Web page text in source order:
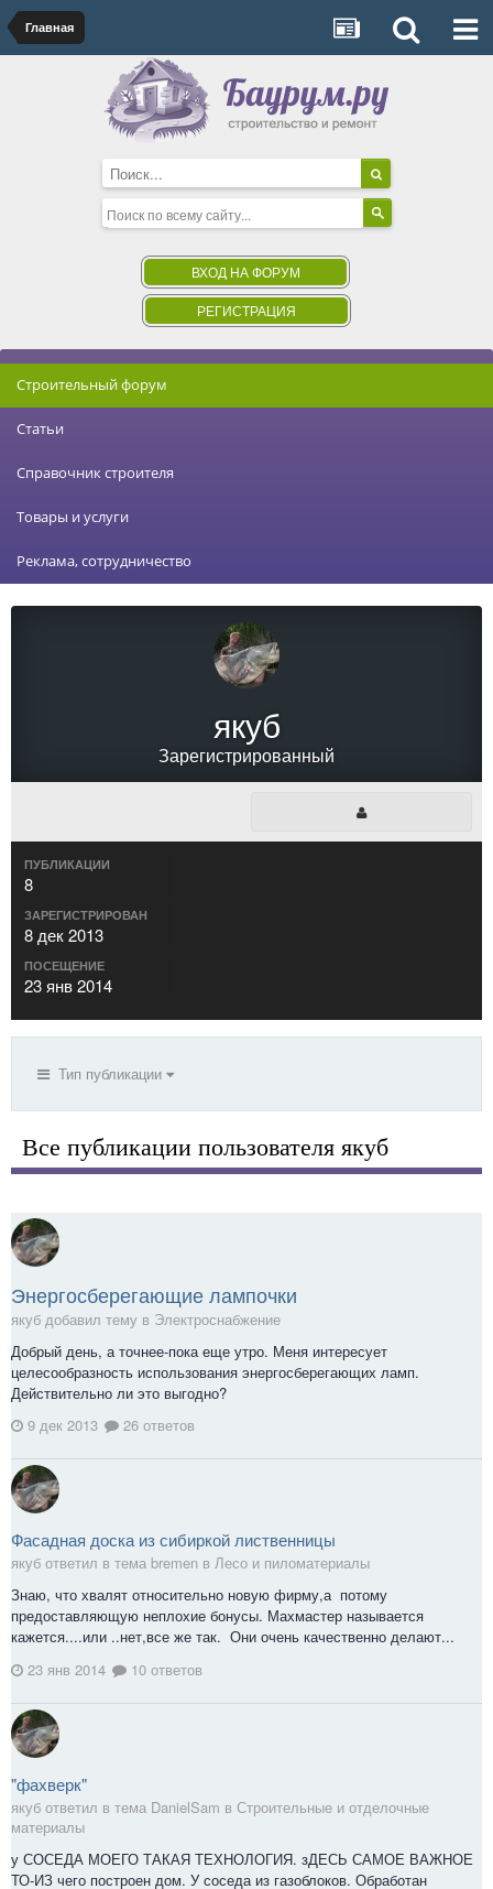
Главная
ВХОД НА ФОРУМ
РЕГИСТРАЦИЯ
Строительный форум
Статьи
Справочник строителя
Товары и услуги
Реклама, сотрудничество
якуб
Зарегистрированный
ПУБЛИКАЦИИ
8
ЗАРЕГИСТРИРОВАН
8 дек 2013
ПОСЕЩЕНИЕ
23 янв 2014
Тип публикации
Все публикации пользователя якуб
Энергосберегающие лампочки
якуб добавил тему в Электроснабжение
Добрый день, а точнее-пока еще утро. Меня интересует
целесообразность использования энергосберегающих ламп.
Действительно ли это выгодно?
9 дек 2013
26 ответов
Фасадная доска из сибиркой лиственницы
якуб ответил в тема bremen в Лесо и пиломатериалы
Знаю, что хвалят относительно новую фирму,а потому
предоставляющую неплохие бонусы. Махмастер называется
кажется....или ..нет,все же так. Они очень качественно делают...
23 янв 2014
10 ответов
"фахверк"
якуб ответил в тема DanielSam в Строительные и отделочные
материалы
у СОСЕДА МОЕГО ТАКАЯ ТЕХНОЛОГИЯ. зДЕСЬ САМОЕ ВАЖНОЕ
ТО-ИЗ чего построен дом. У соседа из газоблоков. Обработан